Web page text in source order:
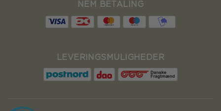
NEM BETALING
LEVERINGSMULIGHEDER